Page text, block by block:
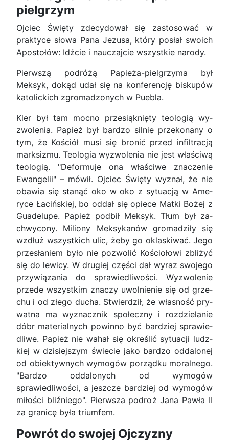
pielgrzym
Ojciec Święty zdecydował się zastosować w
praktyce słowa Pana Jezusa, który posłał swoich
Apostołów: Idźcie i nauczajcie wszystkie narody.
Pierwszą podróżą Papieża-pielgrzyma był
Meksyk, dokąd udał się na konferencję biskupów
katolickich zgromadzonych w Puebla.
Kler był tam mocno przesiąknięty teologią wy­
zwolenia. Papież był bardzo silnie przekonany o
tym, że Kościół musi się bronić przed infiltracją
marksizmu. Teologia wyzwolenia nie jest właściwą
teologią. "Deformuje ona właściwe znaczenie
Ewangelii" – mówił. Ojciec Święty wyznał, że nie
obawia się stanąć oko w oko z sytuacją w Ame­
ryce Łacińskiej, bo oddał się opiece Matki Bożej z
Gua­delupe. Papież podbił Meksyk. Tłum był za­
chwy­cony. Miliony Meksykanόw gromadziły się
wzdłuż wszystkich ulic, żeby go oklaskiwać. Jego
przesła­niem było nie pozwolić Kościołowi zbliżyć
się do lewicy. W drugiej części dał wyraz swojego
przy­wiązania do sprawiedliwości. Wyzwolenie
przede wszystkim znaczy uwolnienie się od grze­
chu i od złego ducha. Stwierdził, że własność pry­
watna ma wyznacznik społeczny i rozdzielanie
dóbr material­nych powinno być bardziej sprawie­
dliwe. Papież nie wahał się określić sytuacji ludz­
kiej w dzisiej­szym świecie jako bardzo oddalonej
od obiektyw­nych wymogów porządku moralnego.
"Bardzo od­dalonych od wymogów
sprawiedliwości, a jeszcze bardziej od wymogów
miłości bliźniego". Pierwsza podroż Jana Pawła II
za granicę była triumfem.
Powrόt do swojej Ojczyzny